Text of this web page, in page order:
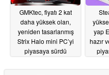
GMKtec, fiyatı 2 kat
daha yüksek olan,
yeniden tasarlanmış
Strix Halo mini PC’yi
piyasaya sürdü
yap
hazır